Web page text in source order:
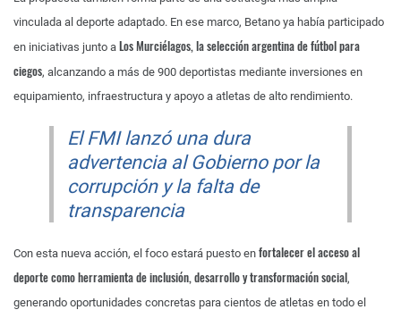
vinculada al deporte adaptado. En ese marco, Betano ya había participado
en iniciativas junto a Los Murciélagos, la selección argentina de fútbol para
ciegos, alcanzando a más de 900 deportistas mediante inversiones en
equipamiento, infraestructura y apoyo a atletas de alto rendimiento.
El FMI lanzó una dura
advertencia al Gobierno por la
corrupción y la falta de
transparencia
Con esta nueva acción, el foco estará puesto en fortalecer el acceso al
deporte como herramienta de inclusión, desarrollo y transformación social,
generando oportunidades concretas para cientos de atletas en todo el